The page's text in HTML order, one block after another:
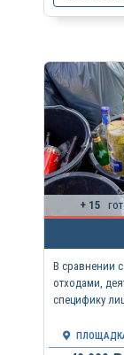
+ 15
В сравнении
отходами,
специфику